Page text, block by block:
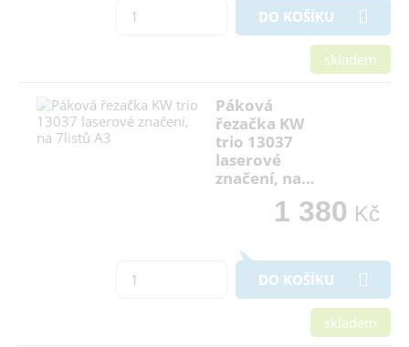
DO KOŠÍKU
skladem
Páková
řezačka KW
trio 13037
laserové
značení, na…
1 380 Kč
DO KOŠÍKU
skladem